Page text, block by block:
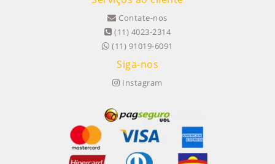
Contate-nos
(11) 4023-2314
(11) 91019-6091
Siga-nos
Instagram